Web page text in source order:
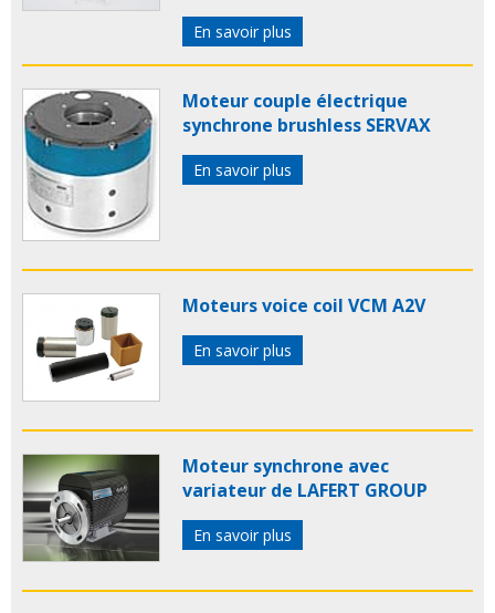
En savoir plus
Moteur couple électrique
synchrone brushless SERVAX
En savoir plus
Moteurs voice coil VCM A2V
En savoir plus
Moteur synchrone avec
variateur de LAFERT GROUP
En savoir plus